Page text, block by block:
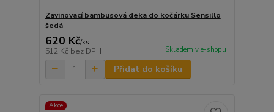
Zavinovací bambusová deka do kočárku Sensillo
šedá
620 Kč/ks
512 Kč bez DPH Skladem v e-shopu
Přidat do košíku
Akce